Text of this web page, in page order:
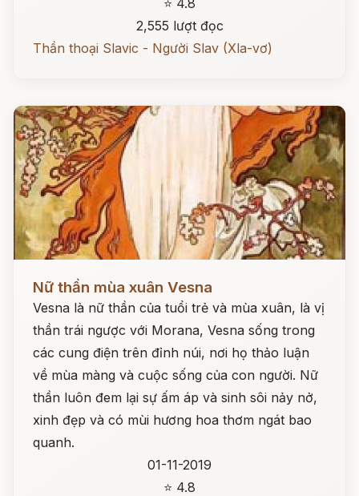
⭐ 4.8
2,555 lượt đọc
Thần thoại Slavic - Người Slav (Xla-vơ)
Nữ thần mùa xuân Vesna
Vesna là nữ thần của tuổi trẻ và mùa xuân, là vị
thần trái ngược với Morana, Vesna sống trong
các cung điện trên đỉnh núi, nơi họ thảo luận
về mùa màng và cuộc sống của con người. Nữ
thần luôn đem lại sự ấm áp và sinh sôi nảy nở,
xinh đẹp và có mùi hương hoa thơm ngát bao
quanh.
01-11-2019
⭐ 4.8